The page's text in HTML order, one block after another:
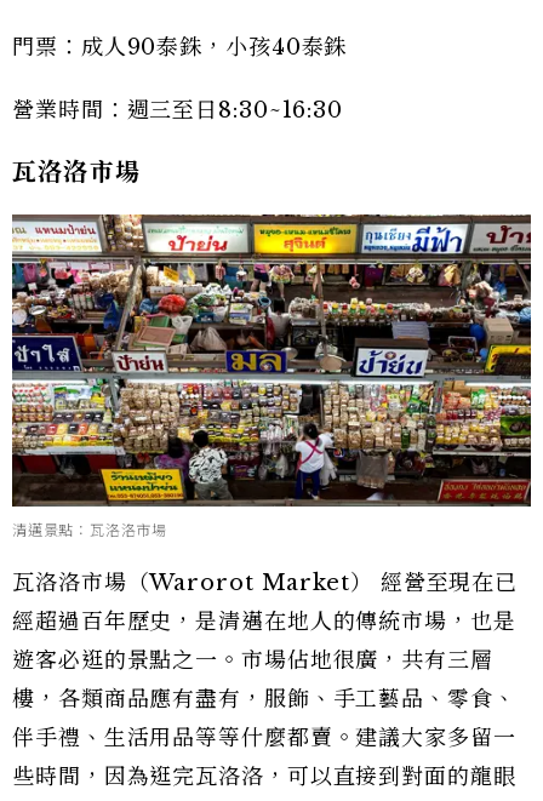
門票：成人90泰銖，小孩40泰銖
營業時間：週三至日8:30~16:30
瓦洛洛市場
清邁景點：瓦洛洛市場
瓦洛洛市場（Warorot Market） 經營至現在已
經超過百年歷史，是清邁在地人的傳統市場，也是
遊客必逛的景點之一。市場佔地很廣，共有三層
樓，各類商品應有盡有，服飾、手工藝品、零食、
伴手禮、生活用品等等什麼都賣。建議大家多留一
些時間，因為逛完瓦洛洛，可以直接到對面的龍眼